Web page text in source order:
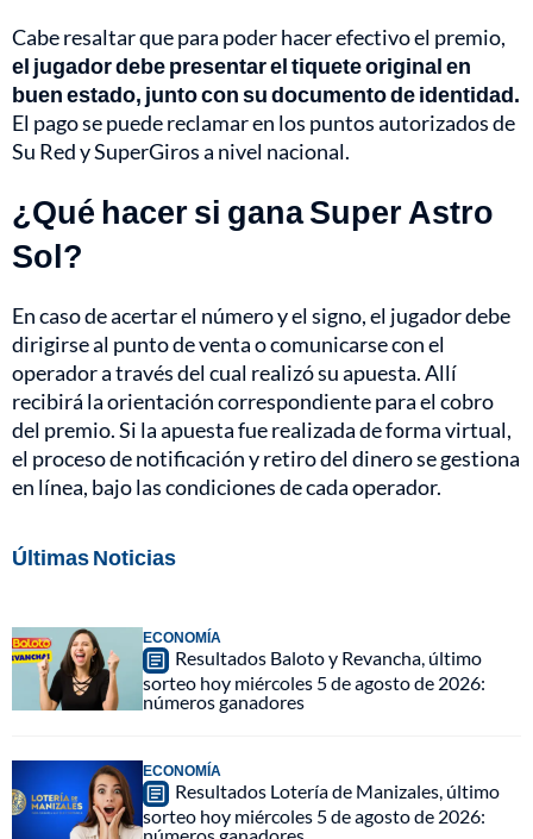
Cabe resaltar que para poder hacer efectivo el premio,
el jugador debe presentar el tiquete original en
buen estado, junto con su documento de identidad.
El pago se puede reclamar en los puntos autorizados de
Su Red y SuperGiros a nivel nacional.
¿Qué hacer si gana Super Astro
Sol?
En caso de acertar el número y el signo, el jugador debe
dirigirse al punto de venta o comunicarse con el
operador a través del cual realizó su apuesta. Allí
recibirá la orientación correspondiente para el cobro
del premio. Si la apuesta fue realizada de forma virtual,
el proceso de notificación y retiro del dinero se gestiona
en línea, bajo las condiciones de cada operador.
Últimas Noticias
ECONOMÍA
Resultados Baloto y Revancha, último
sorteo hoy miércoles 5 de agosto de 2026:
números ganadores
ECONOMÍA
Resultados Lotería de Manizales, último
sorteo hoy miércoles 5 de agosto de 2026: